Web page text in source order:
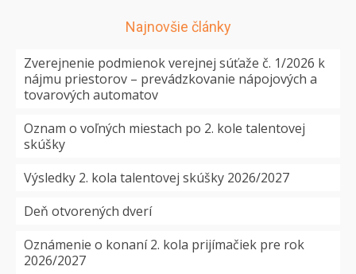
Najnovšie články
Zverejnenie podmienok verejnej súťaže č. 1/2026 k
nájmu priestorov – prevádzkovanie nápojových a
tovarových automatov
Oznam o voľných miestach po 2. kole talentovej
skúšky
Výsledky 2. kola talentovej skúšky 2026/2027
Deň otvorených dverí
Oznámenie o konaní 2. kola prijímačiek pre rok
2026/2027